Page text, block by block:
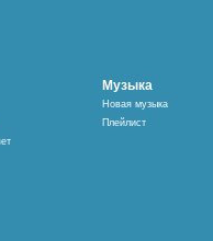
Музыка
Новая музыка
Плейлист